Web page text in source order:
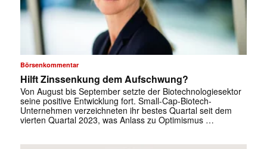
Börsenkommentar
Hilft Zinssenkung dem Aufschwung?
Von August bis September setzte der Biotechnologiesektor
seine positive Entwicklung fort. Small-Cap-Biotech-
Unternehmen verzeichneten ihr bestes Quartal seit dem
vierten Quartal 2023, was Anlass zu Optimismus …